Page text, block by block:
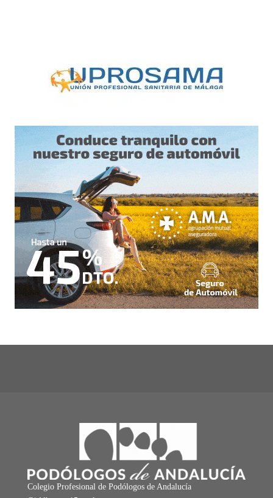
Colegio Profesional de Podólogos de Andalucía